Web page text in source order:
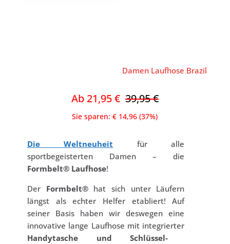
Damen Laufhose Brazil
Ab 21,95 € 39,95 €
Sie sparen: € 14,96 (37%)
Die Weltneuheit für alle
sportbegeisterten Damen – die
Formbelt® Laufhose!
Der Formbelt®hat sich unter Läufern
längst als echter Helfer etabliert! Auf
seiner Basis haben wir deswegen eine
innovative lange Laufhose mit integrierter
Handytasche und Schlüssel-